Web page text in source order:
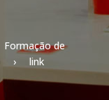
Formação de
› link